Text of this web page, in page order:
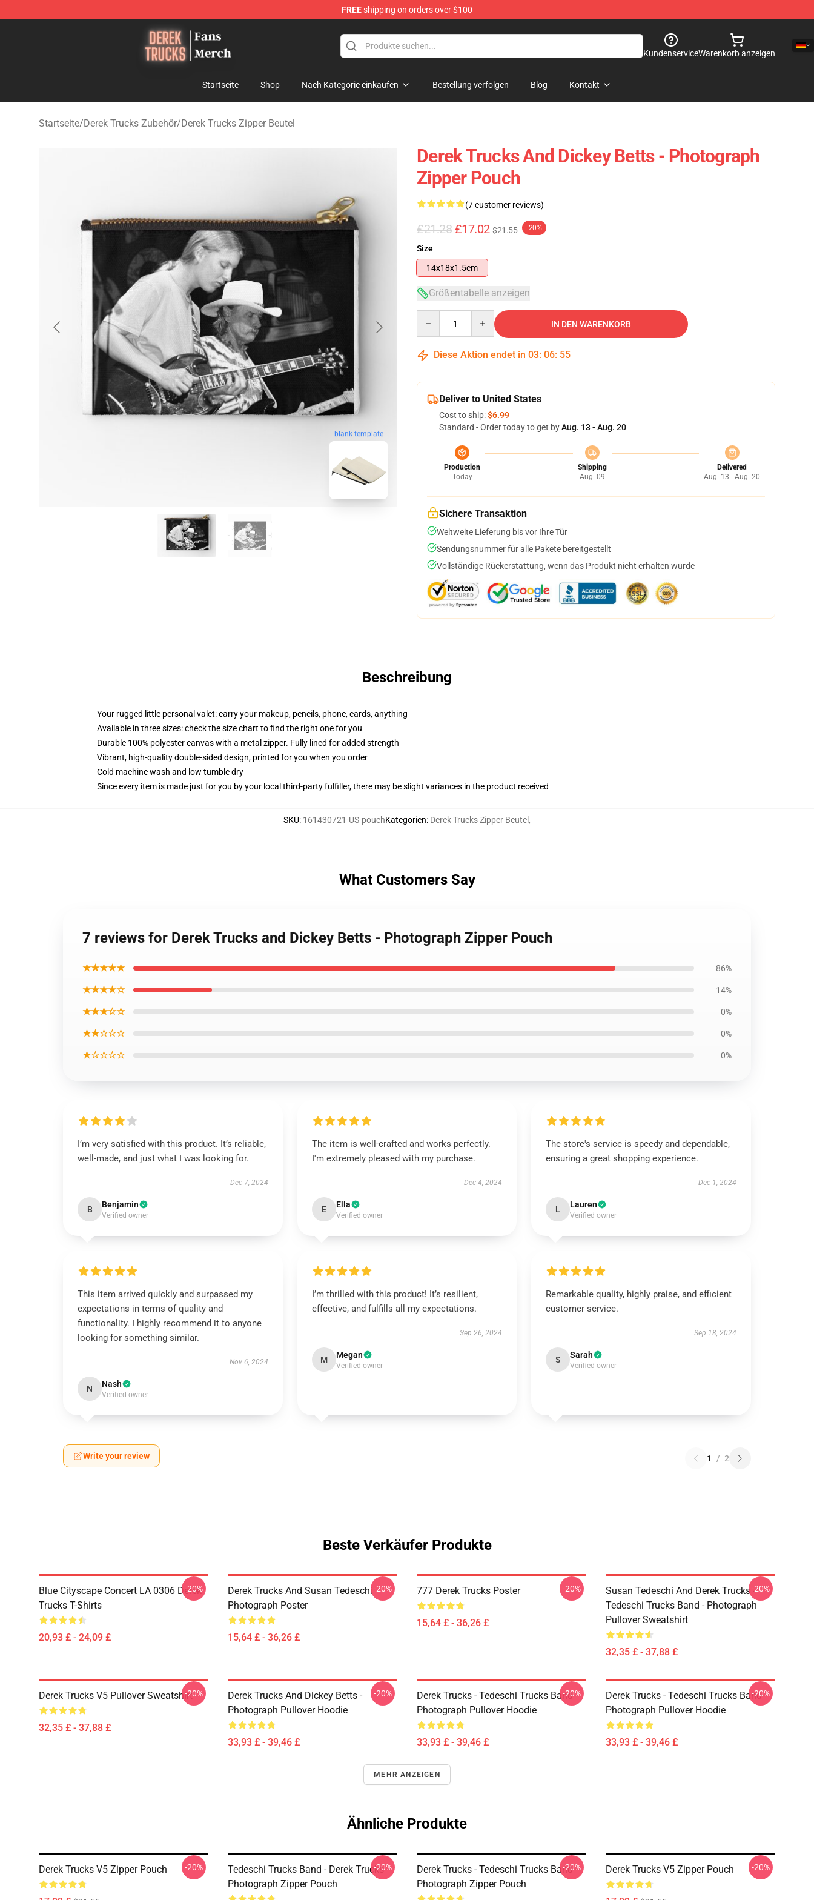
FREEshipping on orders over $100
Derek Trucks Store - Official Derek Trucks Merchandise Shop
KundenserviceWarenkorb anzeigen
Startseite Shop Nach Kategorie einkaufen Bestellung verfolgen Blog Kontakt
Startseite/Derek Trucks Zubehör/Derek Trucks Zipper Beutel
blank template
Derek Trucks And Dickey Betts - Photograph
Zipper Pouch
(7 customer reviews)
£21.28 £17.02 $21.55 -20%
Size
14x18x1.5cm
Größentabelle anzeigen
IN DEN WARENKORB
Diese Aktion endet in 03: 06: 54
Deliver to United States
Cost to ship:$6.99
Standard - Order today to get byAug. 13 - Aug. 20
Production
Today
Shipping
Aug. 09
Delivered
Aug. 13 - Aug. 20
Sichere Transaktion
Weltweite Lieferung bis vor Ihre Tür
Sendungsnummer für alle Pakete bereitgestellt
Vollständige Rückerstattung, wenn das Produkt nicht erhalten wurde
Beschreibung
Your rugged little personal valet: carry your makeup, pencils, phone, cards, anything
Available in three sizes: check the size chart to find the right one for you
Durable 100% polyester canvas with a metal zipper. Fully lined for added strength
Vibrant, high-quality double-sided design, printed for you when you order
Cold machine wash and low tumble dry
Since every item is made just for you by your local third-party fulfiller, there may be slight variances in the product received
SKU: 161430721-US-pouchKategorien: Derek Trucks Zipper Beutel ,
What Customers Say
7 reviews for Derek Trucks and Dickey Betts - Photograph Zipper Pouch
★★★★★ 86%
★★★★☆ 14%
★★★☆☆ 0%
★★☆☆☆ 0%
★☆☆☆☆ 0%
I’m very satisfied with this product. It’s reliable,
well-made, and just what I was looking for.
Dec 7, 2024
B Benjamin
Verified owner
The item is well-crafted and works perfectly.
I'm extremely pleased with my purchase.
Dec 4, 2024
E Ella
Verified owner
The store's service is speedy and dependable,
ensuring a great shopping experience.
Dec 1, 2024
L Lauren
Verified owner
This item arrived quickly and surpassed my
expectations in terms of quality and
functionality. I highly recommend it to anyone
looking for something similar.
Nov 6, 2024
N Nash
Verified owner
I’m thrilled with this product! It’s resilient,
effective, and fulfills all my expectations.
Sep 26, 2024
M Megan
Verified owner
Remarkable quality, highly praise, and efficient
customer service.
Sep 18, 2024
S Sarah
Verified owner
Write your review 1 / 2
Beste Verkäufer Produkte
Blue Cityscape Concert LA 0306 Derek
Trucks T-Shirts
20,93 £ - 24,09 £
-20%
Derek Trucks And Susan Tedeschi
Photograph Poster
15,64 £ - 36,26 £
-20% 777 Derek Trucks Poster
15,64 £ - 36,26 £
-20%
Susan Tedeschi And Derek Trucks -
Tedeschi Trucks Band - Photograph
Pullover Sweatshirt
32,35 £ - 37,88 £
-20%
Derek Trucks V5 Pullover Sweatshirt
32,35 £ - 37,88 £
-20%
Derek Trucks And Dickey Betts -
Photograph Pullover Hoodie
33,93 £ - 39,46 £
-20%
Derek Trucks - Tedeschi Trucks Band -
Photograph Pullover Hoodie
33,93 £ - 39,46 £
-20%
Derek Trucks - Tedeschi Trucks Band -
Photograph Pullover Hoodie
33,93 £ - 39,46 £
-20%
MEHR ANZEIGEN
Ähnliche Produkte
Derek Trucks V5 Zipper Pouch -20%
Tedeschi Trucks Band - Derek Trucks -
Photograph Zipper Pouch
-20%
Derek Trucks - Tedeschi Trucks Band -
Photograph Zipper Pouch
-20% Derek Trucks V5 Zipper Pouch -20%